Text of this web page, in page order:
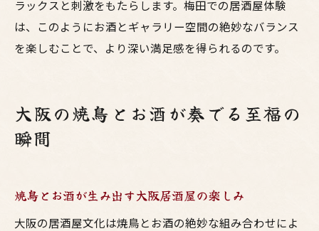
ラックスと刺激をもたらします。梅田での居酒屋体験
は、このようにお酒とギャラリー空間の絶妙なバランス
を楽しむことで、より深い満足感を得られるのです。
大阪の焼鳥とお酒が奏でる至福の
瞬間
焼鳥とお酒が生み出す大阪居酒屋の楽しみ
大阪の居酒屋文化は焼鳥とお酒の絶妙な組み合わせによ